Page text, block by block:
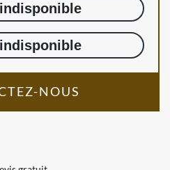
indisponible
indisponible
NOUS